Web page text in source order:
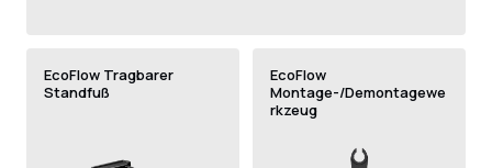
EcoFlow Tragbarer
Standfuß
EcoFlow
Montage-/Demontagewe
rkzeug